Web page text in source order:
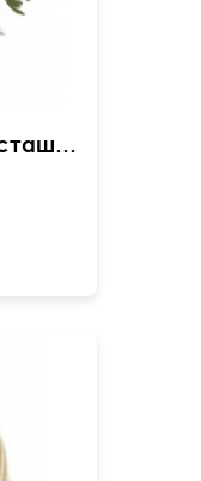
Корзина альстромерий с фисташкой